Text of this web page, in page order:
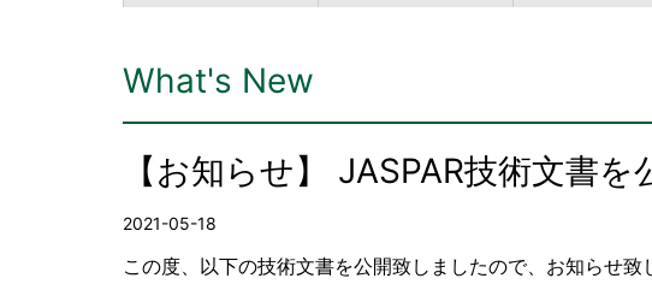
What's New
【お知らせ】 JASPAR技術文書を
2021-05-18
この度、以下の技術文書を公開致しましたので、お知らせ致